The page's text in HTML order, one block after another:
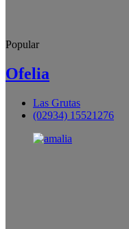
Popular
Ofelia
Las Grutas
(02934) 15521276